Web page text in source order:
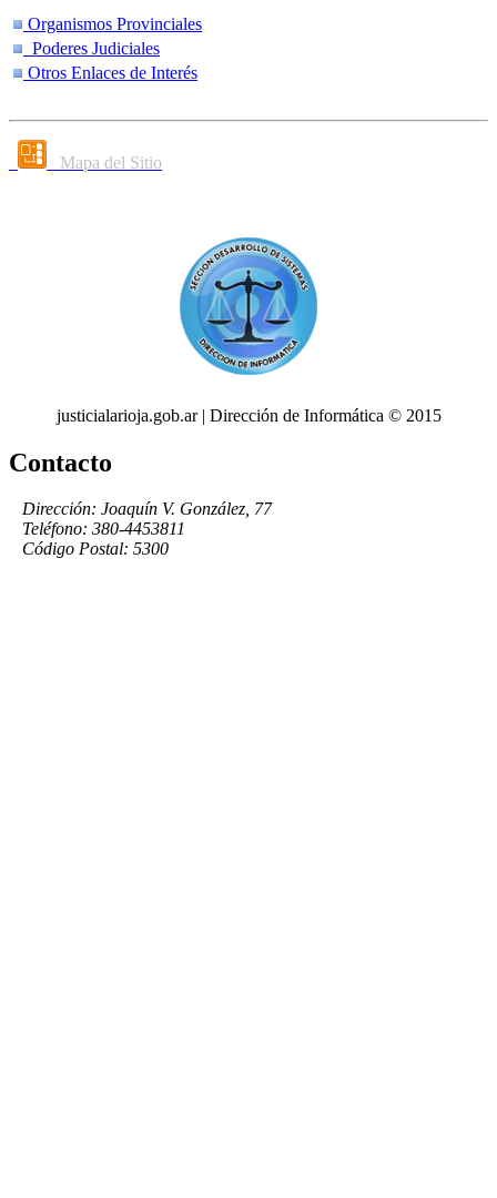
Organismos Provinciales
Poderes Judiciales
Otros Enlaces de Interés
Mapa del Sitio
justicialarioja.gob.ar | Dirección de Informática © 2015
Contacto
Dirección: Joaquín V. González, 77
Teléfono: 380-4453811
Código Postal: 5300